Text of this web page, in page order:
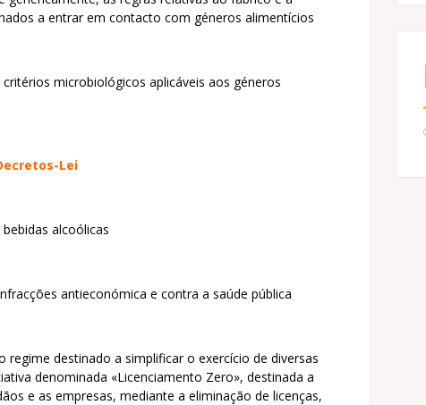
a entrar em contacto com géneros alimentícios
critérios microbiológicos aplicáveis aos géneros
Lei
alcoólicas
antieconómica e contra a saúde pública
regime destinado a simplificar o exercício de diversas
denominada «Licenciamento Zero», destinada a
e as empresas, mediante a eliminação de licenças,